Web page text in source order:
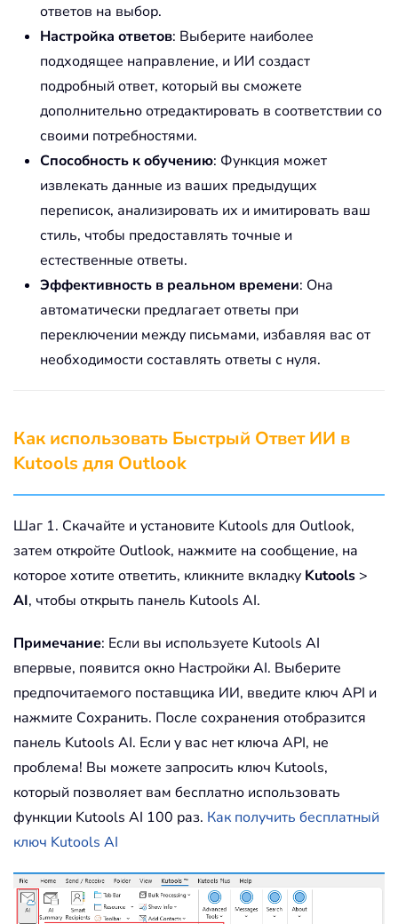
ответов на выбор.
Настройка ответов: Выберите наиболее
подходящее направление, и ИИ создаст
подробный ответ, который вы сможете
дополнительно отредактировать в соответствии со
своими потребностями.
Способность к обучению: Функция может
извлекать данные из ваших предыдущих
переписок, анализировать их и имитировать ваш
стиль, чтобы предоставлять точные и
естественные ответы.
Эффективность в реальном времени: Она
автоматически предлагает ответы при
переключении между письмами, избавляя вас от
необходимости составлять ответы с нуля.
Как использовать Быстрый Ответ ИИ в
Kutools для Outlook
Шаг 1. Скачайте и установите Kutools для Outlook,
затем откройте Outlook, нажмите на сообщение, на
которое хотите ответить, кликните вкладку Kutools >
AI, чтобы открыть панель Kutools AI.
Примечание: Если вы используете Kutools AI
впервые, появится окно Настройки AI. Выберите
предпочитаемого поставщика ИИ, введите ключ API и
нажмите Сохранить. После сохранения отобразится
панель Kutools AI. Если у вас нет ключа API, не
проблема! Вы можете запросить ключ Kutools,
который позволяет вам бесплатно использовать
функции Kutools AI 100 раз. Как получить бесплатный
ключ Kutools AI